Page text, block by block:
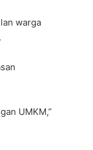
warga
UMKM,”